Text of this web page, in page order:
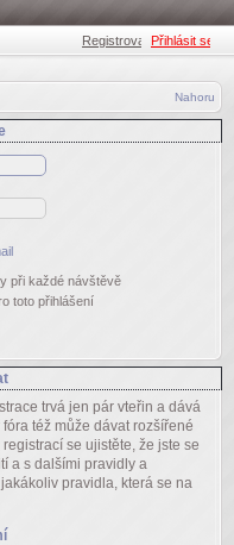
Registrovat •
Přihlásit se
Nahoru
při každé návštěvě
toto přihlášení
trvá jen pár vteřin a dává
též může dávat rozšířené
se ujistěte, že jste se
a s dalšími pravidly a
pravidla, která se na